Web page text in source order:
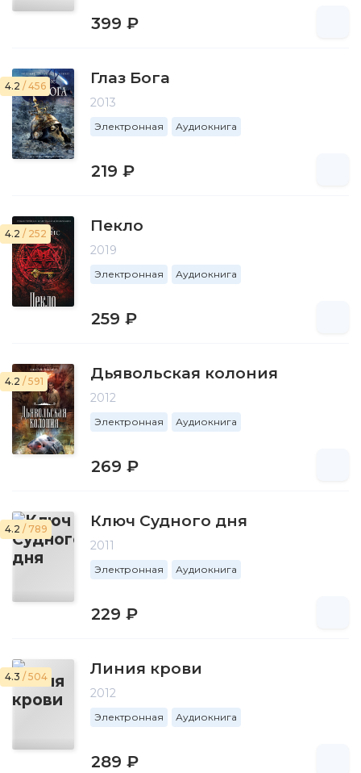
399 ₽
4.2 / 456 Глаз Бога
2013
Электронная Аудиокнига
219 ₽
4.2 / 252 Пекло
2019
Электронная Аудиокнига
259 ₽
4.2 / 591 Дьявольская колония
2012
Электронная Аудиокнига
269 ₽
4.2 / 789 Ключ Судного дня
2011
Электронная Аудиокнига
229 ₽
4.3 / 504 Линия крови
2012
Электронная Аудиокнига
289 ₽